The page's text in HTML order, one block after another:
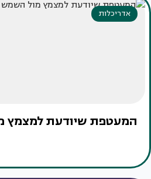
אדריכלות
המעטפת שיודעת למצמץ